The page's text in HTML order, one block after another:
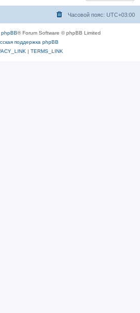
Часовой пояс: UTC+03:00
phpBB® Forum Software © phpBB Limited
поддержка phpBB
| TERMS_LINK